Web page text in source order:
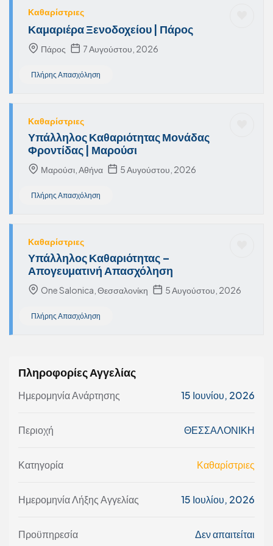
Καθαρίστριες
Καμαριέρα Ξενοδοχείου | Πάρος
Πάρος 7 Αυγούστου, 2026
Πλήρης Απασχόληση
Καθαρίστριες
Υπάλληλος Καθαριότητας Μονάδας
Φροντίδας | Μαρούσι
Μαρούσι, Αθήνα 5 Αυγούστου, 2026
Πλήρης Απασχόληση
Καθαρίστριες
Υπάλληλος Καθαριότητας –
Απογευματινή Απασχόληση
One Salonica, Θεσσαλονίκη 5 Αυγούστου, 2026
Πλήρης Απασχόληση
Πληροφορίες Αγγελίας
Ημερομηνία Ανάρτησης 15 Ιουνίου, 2026
Περιοχή ΘΕΣΣΑΛΟΝΙΚΗ
Κατηγορία Καθαρίστριες
Ημερομηνία Λήξης Αγγελίας 15 Ιουλίου, 2026
Προϋπηρεσία Δεν απαιτείται